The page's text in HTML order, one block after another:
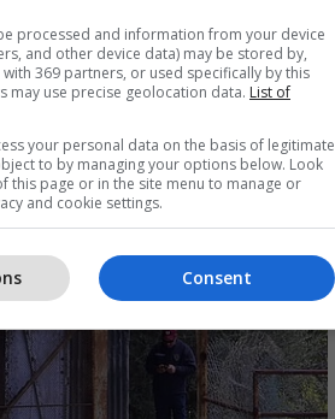
me nënë e hodhi gjatë vitit të
processed and information from your device
and other device data) may be stored by,
369 partners, or used specifically by this
may use precise geolocation data. List of
your personal data on the basis of legitimate
to by managing your options below. Look
this page or in the site menu to manage or
and cookie settings.
Consent